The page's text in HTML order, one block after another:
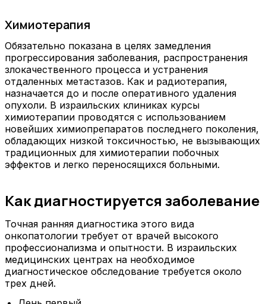
Химиотерапия
Обязательно показана в целях замедления
прогрессирования заболевания, распространения
злокачественного процесса и устранения
отдаленных метастазов. Как и радиотерапия,
назначается до и после оперативного удаления
опухоли. В израильских клиниках курсы
химиотерапии проводятся с использованием
новейших химиопрепаратов последнего поколения,
обладающих низкой токсичностью, не вызывающих
традиционных для химиотерапии побочных
эффектов и легко переносящихся больными.
Как диагностируется заболевание
Точная ранняя диагностика этого вида
онкопатологии требует от врачей высокого
профессионализма и опытности. В израильских
медицинских центрах на необходимое
диагностическое обследование требуется около
трех дней.